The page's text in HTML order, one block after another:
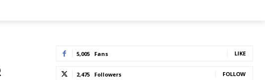
5,005 Fans LIKE
2,475 Followers FOLLOW